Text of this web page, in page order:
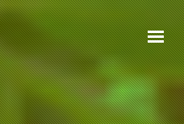
ACCUEIL
À PROPOS
GAMMES
CERTIFICATIONS